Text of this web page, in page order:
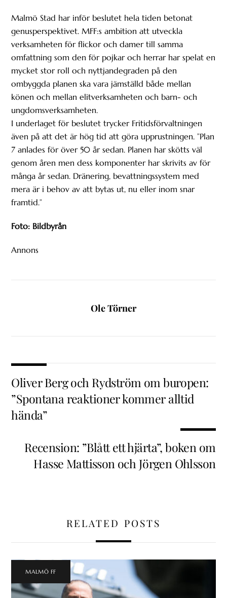
Malmö Stad har inför beslutet hela tiden betonat
genusperspektivet. MFF:s ambition att utveckla
verksamheten för flickor och damer till samma
omfattning som den för pojkar och herrar har spelat en
mycket stor roll och nyttjandegraden på den
ombyggda planen ska vara jämställd både mellan
könen och mellan elitverksamheten och barn- och
ungdomsverksamheten.
I underlaget för beslutet trycker Fritidsförvaltningen
även på att det är hög tid att göra upprustningen. ”Plan
7 anlades för över 50 år sedan. Planen har skötts väl
genom åren men dess komponenter har skrivits av för
många år sedan. Dränering, bevattningssystem med
mera är i behov av att bytas ut, nu eller inom snar
framtid.”
Foto: Bildbyrån
Annons
Ole Törner
Oliver Berg och Rydström om buropen:
”Spontana reaktioner kommer alltid
hända”
Recension: ”Blått ett hjärta”, boken om
Hasse Mattisson och Jörgen Ohlsson
RELATED POSTS
MALMÖ FF